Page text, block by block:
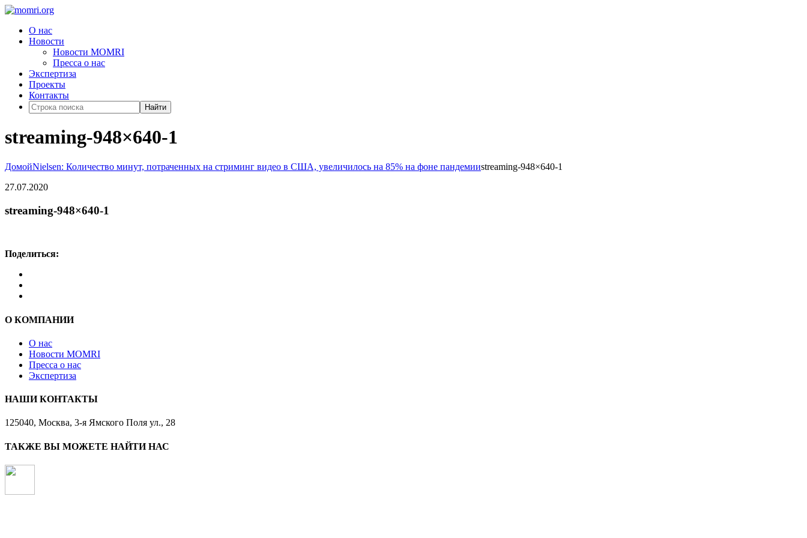
О нас
Новости
Новости MOMRI
Пресса о нас
Экспертиза
Проекты
Контакты
Найти
streaming-948×640-1
ДомойNielsen: Количество минут, потраченных на стриминг видео в США, увеличилось на 85% на фоне пандемииstreaming-948×640-1
27.07.2020
streaming-948×640-1
Поделиться:
О КОМПАНИИ
О нас
Новости MOMRI
Пресса о нас
Экспертиза
НАШИ КОНТАКТЫ
125040, Москва, 3-я Ямского Поля ул., 28
ТАКЖЕ ВЫ МОЖЕТЕ НАЙТИ НАС